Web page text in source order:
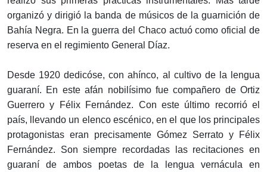
organizó y dirigió la banda de músicos de la guarnición de
Bahía Negra. En la guerra del Chaco actuó como oficial de
reserva en el regimiento General Díaz.
Desde 1920 dedicóse, con ahínco, al cultivo de la lengua
guaraní. En este afán nobilísimo fue compañero de Ortiz
Guerrero y Félix Fernández. Con este último recorrió el
país, llevando un elenco escénico, en el que los principales
protagonistas eran precisamente Gómez Serrato y Félix
Fernández. Son siempre recordadas las recitaciones en
guaraní de ambos poetas de la lengua vernácula en